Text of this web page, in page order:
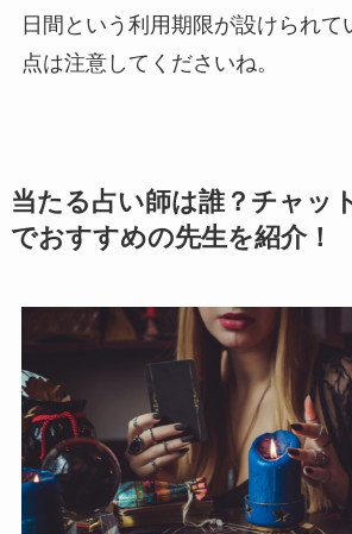
日間という利用期限が設けられて
点は注意してくださいね。
当たる占い師は誰？チャッ
でおすすめの先生を紹介！